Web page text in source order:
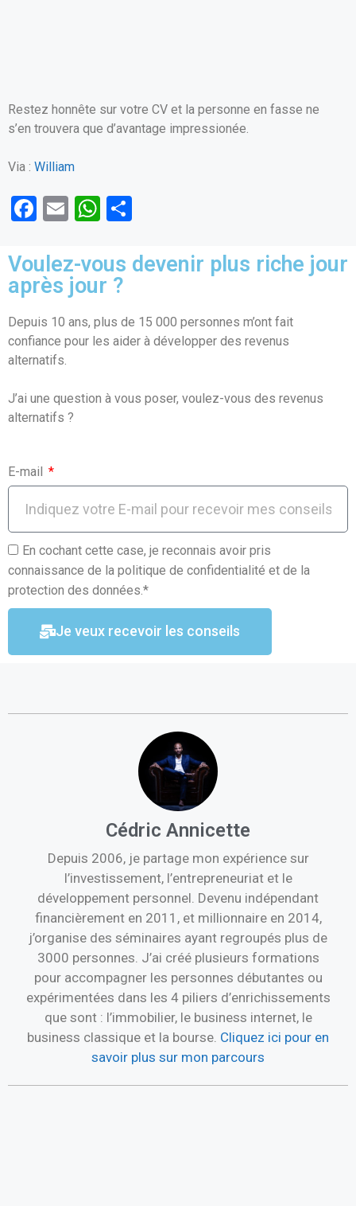
Restez honnête sur votre CV et la personne en fasse ne
s’en trouvera que d’avantage impressionée.
Via : William
F
ce
b
o
o
k
E
ail
W
at
s
A
p
ta
er
Voulez-vous devenir plus riche jour
après jour ?
Depuis 10 ans, plus de 15 000 personnes m’ont fait
confiance pour les aider à développer des revenus
alternatifs.
J’ai une question à vous poser, voulez-vous des revenus
alternatifs ?
E-mail
En cochant cette case, je reconnais avoir pris
connaissance de la politique de confidentialité et de la
protection des données.*
Je veux recevoir les conseils
Cédric Annicette
Depuis 2006, je partage mon expérience sur
l’investissement, l’entrepreneuriat et le
développement personnel. Devenu indépendant
financièrement en 2011, et millionnaire en 2014,
j’organise des séminaires ayant regroupés plus de
3000 personnes. J’ai créé plusieurs formations
pour accompagner les personnes débutantes ou
expérimentées dans les 4 piliers d’enrichissements
que sont : l’immobilier, le business internet, le
business classique et la bourse. Cliquez ici pour en
savoir plus sur mon parcours